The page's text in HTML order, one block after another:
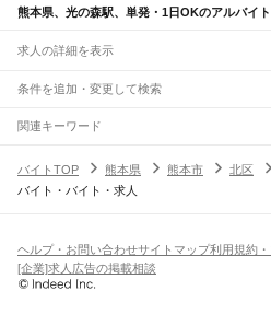
熊本県、光の森駅、単発・1日OKのアルバイ
求人の詳細を表示
条件を追加・変更して検索
市区町村を追加・変更
熊本県すべて
熊本市 すべて
天草市合志市植木町下益城郡玉名郡菊池
球磨郡天草郡
駅を追加・変更
千丁駅新八代駅八代駅
阿蘇高原線
職種を追加・変更
飲食・フードサービスすべて
ホールスタッフキッチンスタッフ
パン屋（ベーカリー）
飲食店（店
人気
日払いOK高校生歓迎
雇用形態を追加・変更
関連キーワード
バイトTOP
熊本県 熊本市 北区
バイト・バイト・求人
ヘルプ・お問い合わせサイトマップ利用規約
[企業]求人広告の掲載相談